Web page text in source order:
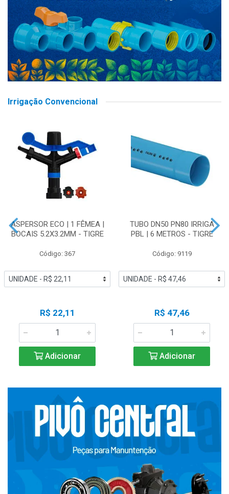
Irrigação Convencional
ASPERSOR ECO | 1 FÊMEA |
BOCAIS 5.2X3.2MM - TIGRE
Código: 367
R$ 22,11
Adicionar
TUBO DN50 PN80 IRRIGA
PBL | 6 METROS - TIGRE
Código: 9119
R$ 47,46
Adicionar